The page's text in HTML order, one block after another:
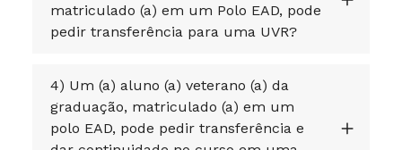
matriculado (a) em um Polo EAD, pode
pedir transferência para uma UVR?
4) Um (a) aluno (a) veterano (a) da
graduação, matriculado (a) em um
polo EAD, pode pedir transferência e